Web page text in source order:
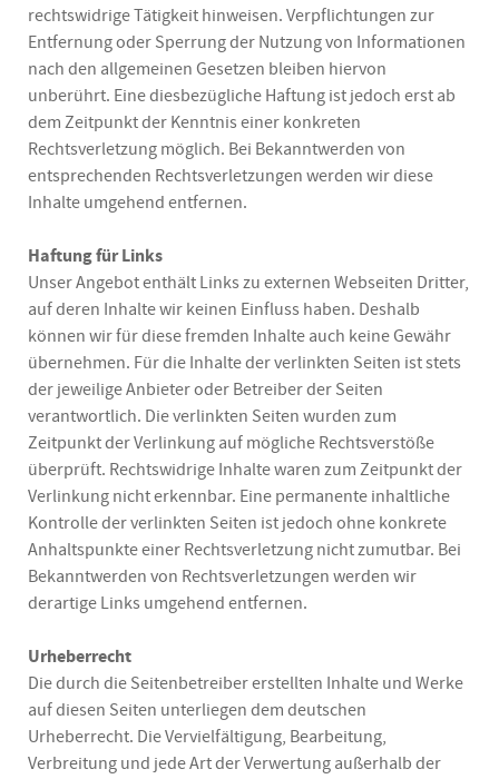
rechtswidrige Tätigkeit hinweisen. Verpflichtungen zur
Entfernung oder Sperrung der Nutzung von Informationen
nach den allgemeinen Gesetzen bleiben hiervon
unberührt. Eine diesbezügliche Haftung ist jedoch erst ab
dem Zeitpunkt der Kenntnis einer konkreten
Rechtsverletzung möglich. Bei Bekanntwerden von
entsprechenden Rechtsverletzungen werden wir diese
Inhalte umgehend entfernen.
Haftung für Links
Unser Angebot enthält Links zu externen Webseiten Dritter,
auf deren Inhalte wir keinen Einfluss haben. Deshalb
können wir für diese fremden Inhalte auch keine Gewähr
übernehmen. Für die Inhalte der verlinkten Seiten ist stets
der jeweilige Anbieter oder Betreiber der Seiten
verantwortlich. Die verlinkten Seiten wurden zum
Zeitpunkt der Verlinkung auf mögliche Rechtsverstöße
überprüft. Rechtswidrige Inhalte waren zum Zeitpunkt der
Verlinkung nicht erkennbar. Eine permanente inhaltliche
Kontrolle der verlinkten Seiten ist jedoch ohne konkrete
Anhaltspunkte einer Rechtsverletzung nicht zumutbar. Bei
Bekanntwerden von Rechtsverletzungen werden wir
derartige Links umgehend entfernen.
Urheberrecht
Die durch die Seitenbetreiber erstellten Inhalte und Werke
auf diesen Seiten unterliegen dem deutschen
Urheberrecht. Die Vervielfältigung, Bearbeitung,
Verbreitung und jede Art der Verwertung außerhalb der